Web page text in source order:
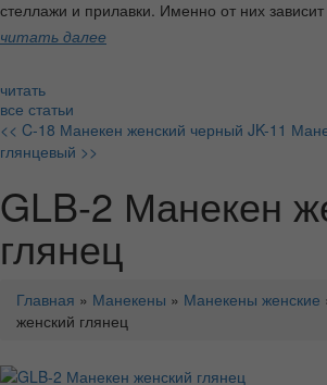
стеллажи и прилавки. Именно от них зависит
читать далее
читать
все статьи
<< C-18 Манекен женский черный JK-11
глянцевый >>
GLB-2 Манекен
глянец
Главная » Манекены » Манекены женские
женский глянец